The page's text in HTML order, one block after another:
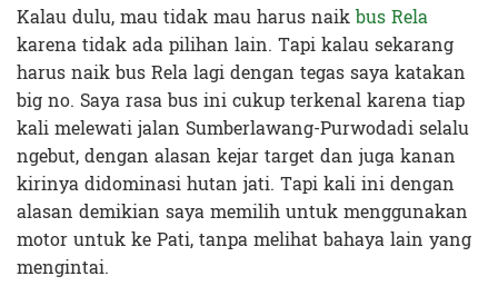
Kalau dulu, mau tidak mau harus naikbus Rela
karena tidak ada pilihan lain. Tapi kalau sekarang
harus naik bus Rela lagi dengan tegas saya katakan
big no. Saya rasa bus ini cukup terkenal karena tiap
kali melewati jalan Sumberlawang-Purwodadi selalu
ngebut, dengan alasan kejar target dan juga kanan
kirinya didominasi hutan jati. Tapi kali ini dengan
alasan demikian saya memilih untuk menggunakan
motor untuk ke Pati, tanpa melihat bahaya lain yang
mengintai.